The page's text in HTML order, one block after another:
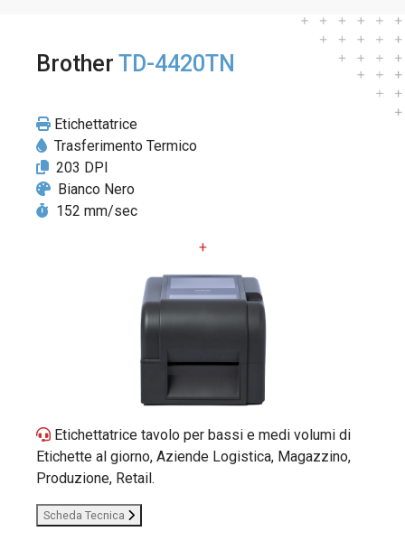
Brother TD-4420TN
Etichettatrice
Trasferimento Termico
203 DPI
Bianco Nero
152 mm/sec
+
Etichettatrice tavolo per bassi e medi volumi di
Etichette al giorno, Aziende Logistica, Magazzino,
Produzione, Retail.
Scheda Tecnica